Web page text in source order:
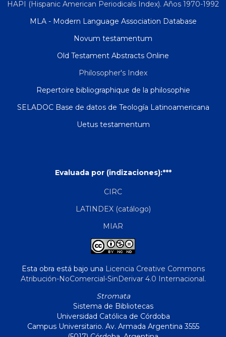
HAPI (Hispanic American Periodicals Index). Años 1970-1992
MLA - Modern Language Association Database
Novum testamentum
Old Testament Abstracts Online
Philosopher's Index
Repertoire bibliographique de la philosophie
SELADOC Base de datos de Teología Latinoamericana
Uetus testamentum
Evaluada por (indizaciones):***
CIRC
LATINDEX (catálogo)
MIAR
Esta obra está bajo una Licencia Creative Commons
Atribución-NoComercial-SinDerivar 4.0 Internacional.
Stromata
Sistema de Bibliotecas
Universidad Católica de Córdoba
Campus Universitario. Av. Armada Argentina 3555